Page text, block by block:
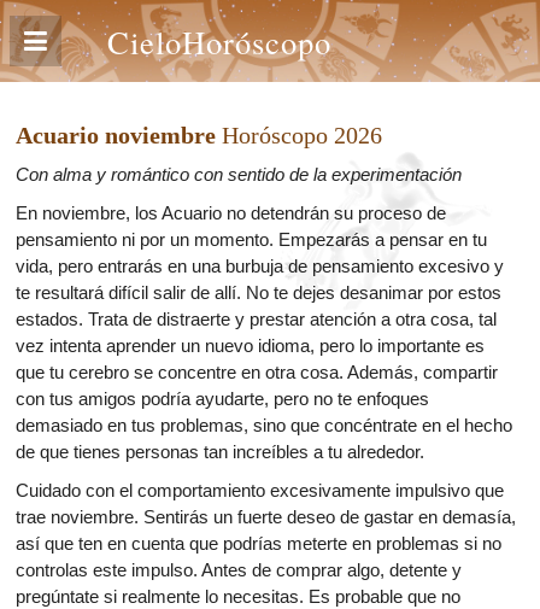
CieloHoróscopo
Acuario noviembre Horóscopo 2026
Con alma y romántico con sentido de la experimentación
En noviembre, los Acuario no detendrán su proceso de
pensamiento ni por un momento. Empezarás a pensar en tu
vida, pero entrarás en una burbuja de pensamiento excesivo y
te resultará difícil salir de allí. No te dejes desanimar por estos
estados. Trata de distraerte y prestar atención a otra cosa, tal
vez intenta aprender un nuevo idioma, pero lo importante es
que tu cerebro se concentre en otra cosa. Además, compartir
con tus amigos podría ayudarte, pero no te enfoques
demasiado en tus problemas, sino que concéntrate en el hecho
de que tienes personas tan increíbles a tu alrededor.
Cuidado con el comportamiento excesivamente impulsivo que
trae noviembre. Sentirás un fuerte deseo de gastar en demasía,
así que ten en cuenta que podrías meterte en problemas si no
controlas este impulso. Antes de comprar algo, detente y
pregúntate si realmente lo necesitas. Es probable que no